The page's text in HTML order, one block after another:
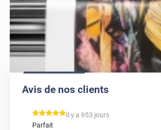
Avis de nos clients
*****
Il y a 953 jours
Parfait